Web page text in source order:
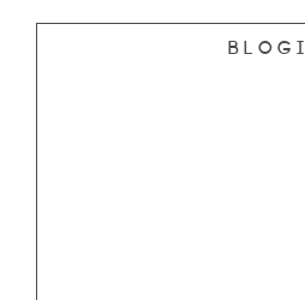
Blogi